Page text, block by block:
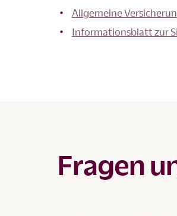
Allgemeine
Informationsblatt zur
Fragen